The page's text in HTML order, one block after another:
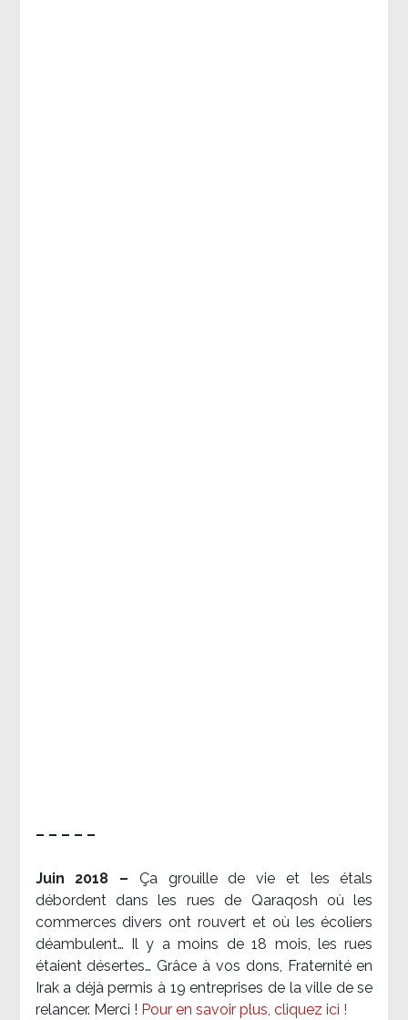
– – – – –
Juin 2018 – Ça grouille de vie et les étals
débordent dans les rues de Qaraqosh où les
commerces divers ont rouvert et où les écoliers
déambulent… Il y a moins de 18 mois, les rues
étaient désertes… Grâce à vos dons, Fraternité en
Irak a déjà permis à 19 entreprises de la ville de se
relancer. Merci ! Pour en savoir plus, cliquez ici !